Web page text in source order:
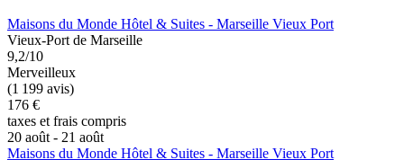
Maisons du Monde Hôtel & Suites - Marseille Vieux Port
Vieux-Port de Marseille
9,2/10
Merveilleux
(1 199 avis)
176 €
taxes et frais compris
20 août - 21 août
Maisons du Monde Hôtel & Suites - Marseille Vieux Port